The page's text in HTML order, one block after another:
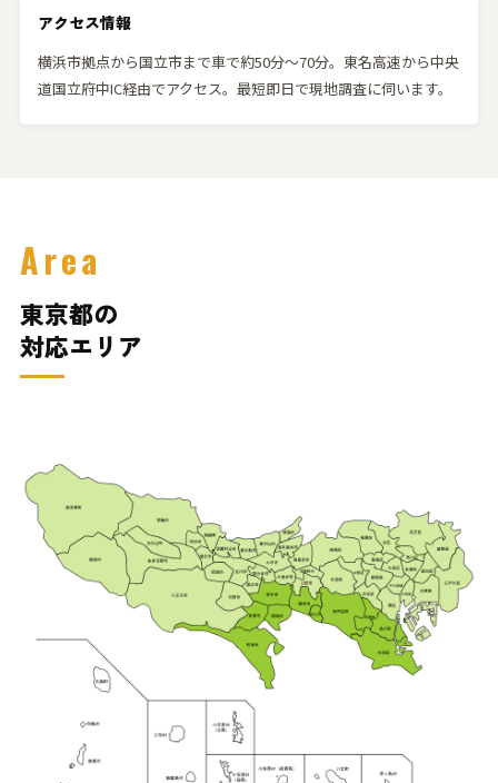
アクセス情報
横浜市拠点から国立市まで車で約50分〜70分。東名高速から中央
道国立府中IC経由でアクセス。最短即日で現地調査に伺います。
Area
東京都の
対応エリア